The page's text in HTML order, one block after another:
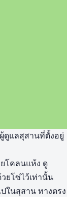
ดูแลสุสานที่ตั้งอยู่
โคลนแห้ง ดู
ยโซ่ไว้เท่านั้น
ในสุสาน ทางตรง